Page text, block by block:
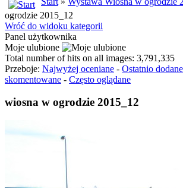
ogrodzie 2015_12
Wróć do widoku kategorii
Panel użytkownika
Moje ulubione
Total number of hits on all images: 3,791,335
Przeboje: Najwyżej oceniane - Ostatnio dodane
skomentowane - Często oglądane
wiosna w ogrodzie 2015_12